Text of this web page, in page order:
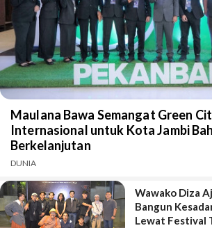
Maulana Bawa Semangat Green
Internasional untuk Kota Jambi
Berkelanjutan
DUNIA
Wawako Diza
Bangun
Lewat Festival